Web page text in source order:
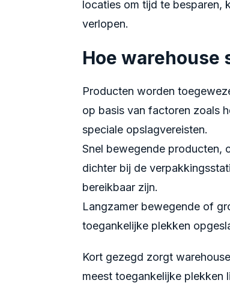
locaties om tijd te besparen,
verlopen.
Hoe
Producten worden
op basis van factoren zoals
speciale opslagvereisten.
Snel bewegende producten,
dichter bij de
bereikbaar zijn.
Langzamer bewegende of
toegankelijke plekken
Kort gezegd zorgt
meest toegankelijke plekken